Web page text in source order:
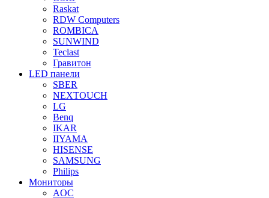
Raskat
RDW Computers
ROMBICA
SUNWIND
Teclast
Гравитон
LED панели
SBER
NEXTOUCH
LG
Benq
IKAR
IIYAMA
HISENSE
SAMSUNG
Philips
Мониторы
AOC